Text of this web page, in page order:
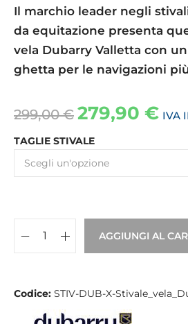
Il marchio leader negli
da equitazione presenta
vela Dubarry Valletta con
ghetta per le navigazioni
299,00€ 279,90 € IVA
TAGLIE STIVALE
AGGIUNGI AL
Codice: STIV-DUB-X-